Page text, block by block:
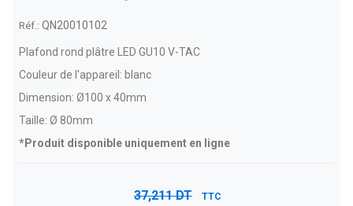
Réf.: QN20010102
Plafond rond plâtre LED GU10 V-TAC
Couleur de l'appareil: blanc
Dimension: Ø100 x 40mm
Taille: Ø 80mm
*Produit disponible uniquement en ligne
37,211 DT TTC